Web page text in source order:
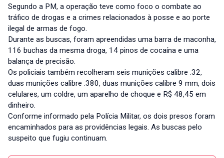
Segundo a PM, a operação teve como foco o combate ao
tráfico de drogas e a crimes relacionados à posse e ao porte
ilegal de armas de fogo.
Durante as buscas, foram apreendidas uma barra de maconha,
116 buchas da mesma droga, 14 pinos de cocaína e uma
balança de precisão.
Os policiais também recolheram seis munições calibre .32,
duas munições calibre .380, duas munições calibre 9 mm, dois
celulares, um coldre, um aparelho de choque e R$ 48,45 em
dinheiro.
Conforme informado pela Polícia Militar, os dois presos foram
encaminhados para as providências legais. As buscas pelo
suspeito que fugiu continuam.